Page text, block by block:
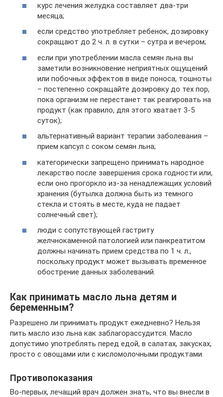
курс лечения желудка составляет два-три
месяца;
если средство употребляет ребенок, дозировку
сокращают до 2 ч. л. в сутки – сутра и вечером;
если при употреблении масла семян льна вы
заметили возникновение неприятных ощущений
или побочных эффектов в виде поноса, тошноты
– постепенно сокращайте дозировку до тех пор,
пока организм не перестанет так реагировать на
продукт (как правило, для этого хватает 3-5
суток);
альтернативный вариант терапии заболевания –
прием капсул с соком семян льна;
категорически запрещено принимать народное
лекарство после завершения срока годности или,
если оно прогоркло из-за ненадлежащих условий
хранения (бутылка должна быть из темного
стекла и стоять в месте, куда не падает
солнечный свет);
люди с сопутствующей гастриту
желчнокаменной патологией или панкреатитом
должны начинать прием средства по 1 ч. л.,
поскольку продукт может вызывать временное
обострение данных заболеваний.
Как принимать масло льна детям и
беременным?
Разрешено ли принимать продукт ежедневно? Нельзя
пить масло изо льна как заблагорассудится. Масло
допустимо употреблять перед едой, в салатах, закусках,
просто с овощами или с кисломолочными продуктами.
Противопоказания
Во-первых, лечащий врач должен знать, что вы внесли в